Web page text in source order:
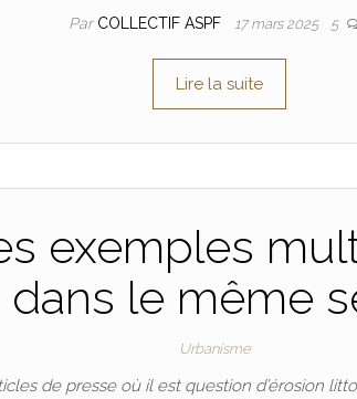
Par COLLECTIF ASPF 17 mars 2025 5
Lire la suite
exemples
dans le même
Urbanisme
de presse où il est question d’érosion